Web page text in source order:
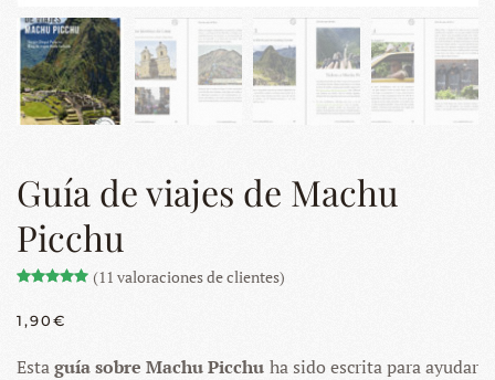
Guía de viajes de Machu
Picchu
Valorado con5.00 de 5 en base a
11
(11 valoraciones de clientes)
1,90€
Estaguía sobre Machu Picchu ha sido escrita para ayudar